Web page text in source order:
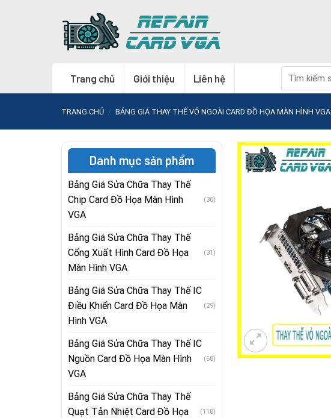
Trang chủ Giới thiệu Liên hệ
kiếm:
TRANG CHỦ / BẢNG GIÁ THAY THẾ VỎ NGOÀI CARD ĐỒ HỌA MÀN HÌNH VGA
Danh mục sản phẩm
Bảng Giá Sửa Chữa Thay Thế
Chip Card Đồ Họa Màn Hình
VGA
(30)
Bảng Giá Sửa Chữa Thay Thế
Cổng Xuất Hình Card Đồ Họa
Màn Hình VGA
(31)
Bảng Giá Sửa Chữa Thay Thế IC
Điều Khiển Card Đồ Họa Màn
Hình VGA
(29)
Bảng Giá Sửa Chữa Thay Thế IC
Nguồn Card Đồ Họa Màn Hình
VGA
(68)
Bảng Giá Sửa Chữa Thay Thế
Quạt Tản Nhiệt Card Đồ Họa
(118)